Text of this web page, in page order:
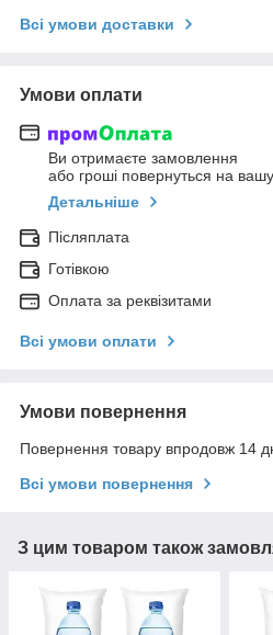
Всі умови доставки
Умови оплати
Ви отримаєте замовлення
або гроші повернуться на
Детальніше
Післяплата
Готівкою
Оплата за реквізитами
Всі умови оплати
Умови повернення
Повернення товару впродовж 14
Всі умови повернення
З цим товаром також